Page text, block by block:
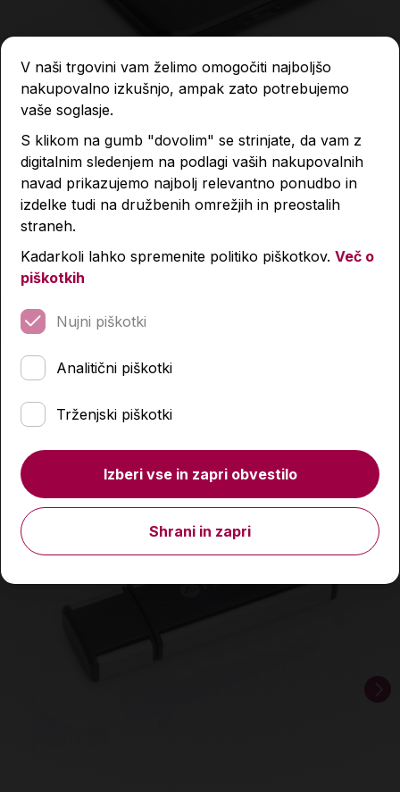
SSD disk, WD, Elements, 1 TB, 3.0, SE
146,40 €
Podobni izdelki
V naši trgovini vam želimo omogočiti najboljšo
nakupovalno izkušnjo, ampak zato potrebujemo
vaše soglasje.
S klikom na gumb "dovolim" se strinjate, da vam z
digitalnim sledenjem na podlagi vaših nakupovalnih
navad prikazujemo najbolj relevantno ponudbo in
izdelke tudi na družbenih omrežjih in preostalih
straneh.
Kadarkoli lahko spremenite politiko piškotkov. Več o
piškotkih
Nujni piškotki
Analitični piškotki
Trženjski piškotki
Izberi vse in zapri obvestilo
Shrani in zapri